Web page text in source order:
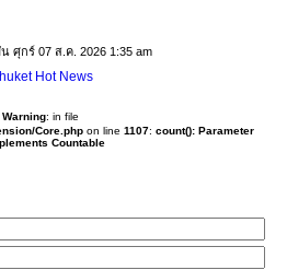
ศุกร์ 07 ส.ค. 2026 1:35 am
Hot News
Warning: in file
Core.php on line 1107: count(): Parameter
Countable